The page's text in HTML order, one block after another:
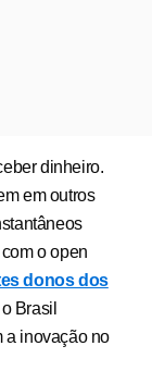
dinheiro.
em outros
o open
donos dos
Brasil
a inovação no